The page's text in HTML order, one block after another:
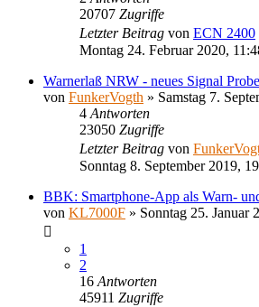
20707 Zugriffe
Letzter Beitrag von ECN 2400
Montag 24. Februar 2020,
Warnerlaß NRW - neues Signal
von FunkerVogth » Samstag 7.
4 Antworten
23050 Zugriffe
Letzter Beitrag von
Sonntag 8. September 2019,
BBK: Smartphone-App als Warn-
von KL7000F » Sonntag 25. Januar
1
2
16 Antworten
45911 Zugriffe